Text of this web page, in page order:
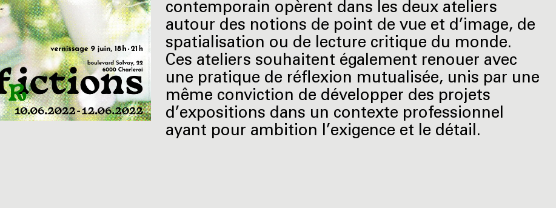
contemporain opèrent dans les deux ateliers
autour des notions de point de vue et d’image, de
spatialisation ou de lecture critique du monde.
Ces ateliers souhaitent également renouer avec
une pratique de réflexion mutualisée, unis par une
même conviction de développer des projets
d’expositions dans un contexte professionnel
ayant pour ambition l’exigence et le détail.